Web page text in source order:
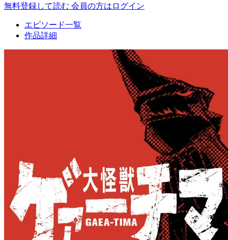
無料登録して読む 会員の方はログイン
エピソード一覧
作品詳細